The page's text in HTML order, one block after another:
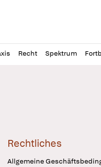
Recht Spektrum
Rechtliches
Allgemeine